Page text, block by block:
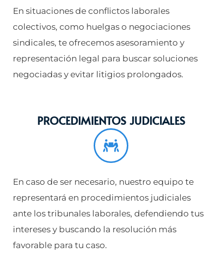
En situaciones de conflictos laborales
colectivos, como huelgas o negociaciones
sindicales, te ofrecemos asesoramiento y
representación legal para buscar soluciones
negociadas y evitar litigios prolongados.
PROCEDIMIENTOS JUDICIALES
En caso de ser necesario, nuestro equipo te
representará en procedimientos judiciales
ante los tribunales laborales, defendiendo tus
intereses y buscando la resolución más
favorable para tu caso.